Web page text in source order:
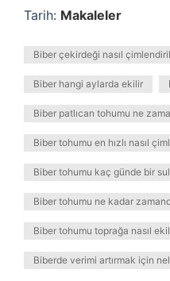
Tarih: Makaleler
Biber çekirdeği nasıl
Biber hangi aylarda ekilir
Biber patlıcan tohumu ne
Biber tohumu en hızlı nasıl
Biber tohumu kaç günde bir
Biber tohumu ne kadar
Biber tohumu toprağa nasıl
Biberde verimi artırmak için